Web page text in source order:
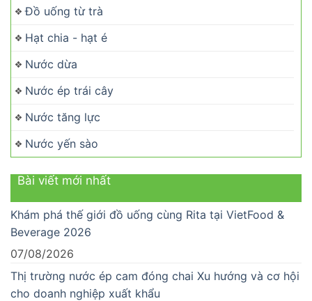
Đồ uống từ trà
Hạt chia - hạt é
Nước dừa
Nước ép trái cây
Nước tăng lực
Nước yến sào
Bài viết mới nhất
Khám phá thế giới đồ uống cùng Rita tại VietFood &
Beverage 2026
07/08/2026
Thị trường nước ép cam đóng chai Xu hướng và cơ hội
cho doanh nghiệp xuất khẩu